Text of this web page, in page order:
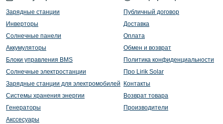
Зарядные станции
Инверторы
Солнечные панели
Аккумуляторы
Блоки управления BMS
Солнечные электростанции
Зарядные станции для электромобилей
Системы хранения энергии
Генераторы
Акссесуары
Публичный договор
Доставка
Оплата
Обмен и возврат
Политика конфиденциальности
Про Lirik Solar
Контакты
Возврат товара
Производители